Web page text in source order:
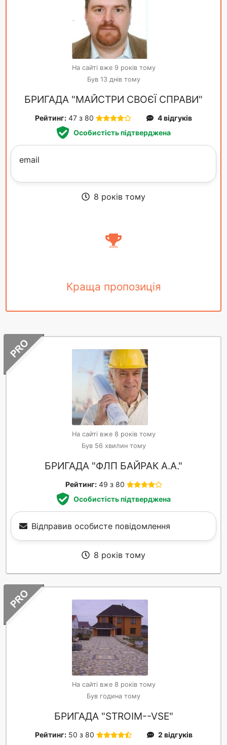
На сайті вже 9 років тому
Був 13 днів тому
БРИГАДА "МАЙСТРИ СВОЄЇ СПРАВИ"
Рейтинг: 47 з 80
4 відгуків
Особистість підтверджена
email
8 років тому
Краща пропозиція
На сайті вже 8 років тому
Був 56 хвилин тому
БРИГАДА "ФЛП БАЙРАК А.А."
Рейтинг: 49 з 80
Особистість підтверджена
Відправив особисте повідомлення
8 років тому
На сайті вже 8 років тому
Був година тому
БРИГАДА "STROIM--VSE"
Рейтинг: 50 з 80 2 відгуків